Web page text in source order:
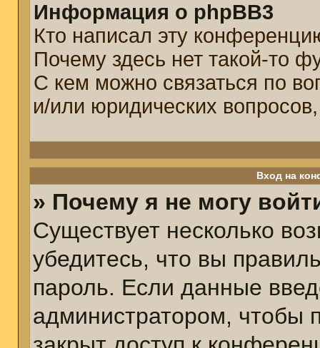
Информация о phpBB3
Кто написал эту
Почему здесь нет такой-то
С кем можно связаться по
и/или юридических
Вход на
» Почему я не могу
Существует несколько
убедитесь, что вы
пароль. Если данные
администратором, чтобы